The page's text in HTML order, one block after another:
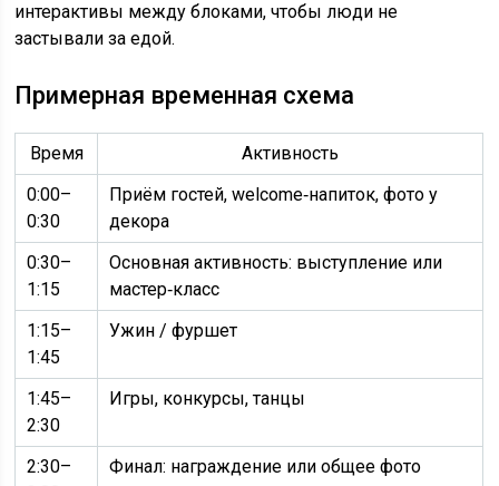
интерактивы между блоками, чтобы люди не
застывали за едой.
Примерная временная схема
Время
Активность
0:00–
0:30
Приём гостей, welcome‑напиток, фото у
декора
0:30–
1:15
Основная активность: выступление или
мастер‑класс
1:15–
1:45
Ужин / фуршет
1:45–
2:30
Игры, конкурсы, танцы
2:30–
Финал: награждение или общее фото